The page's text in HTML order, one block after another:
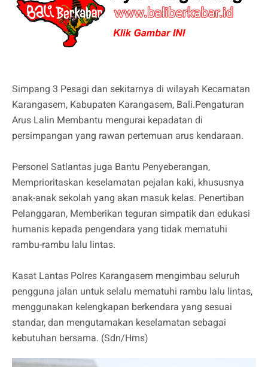
Simpang 3 Pesagi dan sekitarnya di wilayah Kecamatan
Karangasem, Kabupaten Karangasem, Bali.Pengaturan
Arus Lalin Membantu mengurai kepadatan di
persimpangan yang rawan pertemuan arus kendaraan.
Personel Satlantas juga Bantu Penyeberangan,
Memprioritaskan keselamatan pejalan kaki, khususnya
anak-anak sekolah yang akan masuk kelas. Penertiban
Pelanggaran, Memberikan teguran simpatik dan edukasi
humanis kepada pengendara yang tidak mematuhi
rambu-rambu lalu lintas.
Kasat Lantas Polres Karangasem mengimbau seluruh
pengguna jalan untuk selalu mematuhi rambu lalu lintas,
menggunakan kelengkapan berkendara yang sesuai
standar, dan mengutamakan keselamatan sebagai
kebutuhan bersama. (Sdn/Hms)